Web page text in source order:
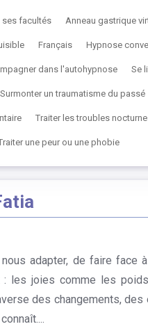
ses facultés Anneau gastrique
Français Hypnose
dans l'autohypnose Se
Surmonter un traumatisme du passé
Traiter les troubles
une peur ou une phobie
nous adapter, de faire
: les joies comme les
des changements,